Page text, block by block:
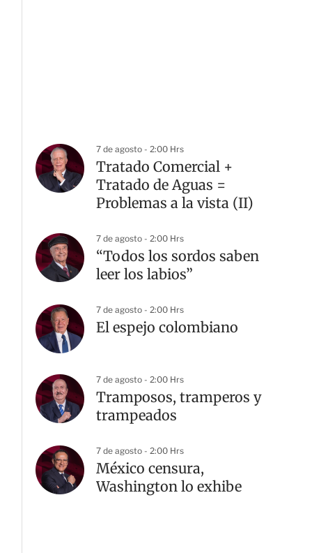
7 de agosto - 2:00 Hrs
Tratado Comercial +
Tratado de Aguas =
Problemas a la vista (II)
7 de agosto - 2:00 Hrs
“Todos los sordos saben
leer los labios”
7 de agosto - 2:00 Hrs
El espejo colombiano
7 de agosto - 2:00 Hrs
Tramposos, tramperos y
trampeados
7 de agosto - 2:00 Hrs
México censura,
Washington lo exhibe